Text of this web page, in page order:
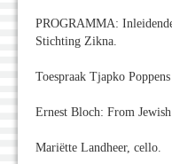
PROGRAMMA:
Stichting Zikna.
Toespraak Tjapko
Ernest Bloch: From
Mariëtte Landheer, cello.